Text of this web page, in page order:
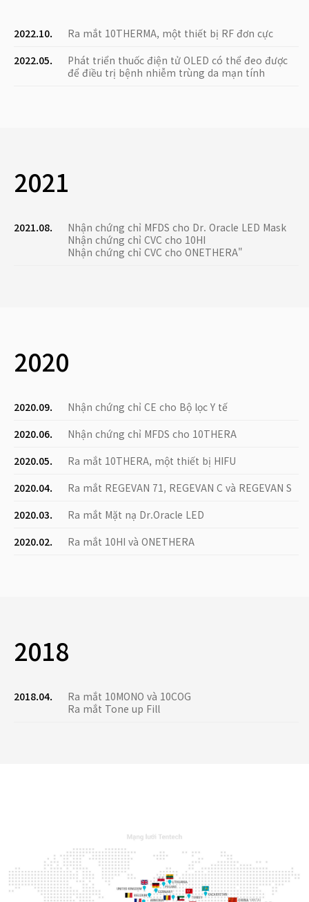
2022.10.
Ra mắt 10THERMA, một thiết bị RF đơn cực
2022.05.
Phát triển thuốc điện tử OLED có thể đeo được
để điều trị bệnh nhiễm trùng da mạn tính
2021
2021.08.
Nhận chứng chỉ MFDS cho Dr. Oracle LED Mask
Nhận chứng chỉ CVC cho 10HI
Nhận chứng chỉ CVC cho ONETHERA"
2020
2020.09.
Nhận chứng chỉ CE cho Bộ lọc Y tế
2020.06.
Nhận chứng chỉ MFDS cho 10THERA
2020.05.
Ra mắt 10THERA, một thiết bị HIFU
2020.04.
Ra mắt REGEVAN 71, REGEVAN C và REGEVAN S
2020.03.
Ra mắt Mặt nạ Dr.Oracle LED
2020.02.
Ra mắt 10HI và ONETHERA
2018
2018.04.
Ra mắt 10MONO và 10COG
Ra mắt Tone up Fill